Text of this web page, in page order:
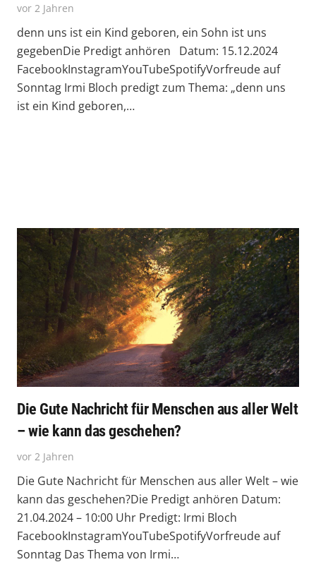
vor 2 Jahren
denn uns ist ein Kind geboren, ein Sohn ist uns
gegebenDie Predigt anhören Datum: 15.12.2024
FacebookInstagramYouTubeSpotifyVorfreude auf
Sonntag Irmi Bloch predigt zum Thema: „denn uns
ist ein Kind geboren,…
Die Gute Nachricht für Menschen aus aller Welt
– wie kann das geschehen?
vor 2 Jahren
Die Gute Nachricht für Menschen aus aller Welt – wie
kann das geschehen?Die Predigt anhören Datum:
21.04.2024 – 10:00 Uhr Predigt: Irmi Bloch
FacebookInstagramYouTubeSpotifyVorfreude auf
Sonntag Das Thema von Irmi…